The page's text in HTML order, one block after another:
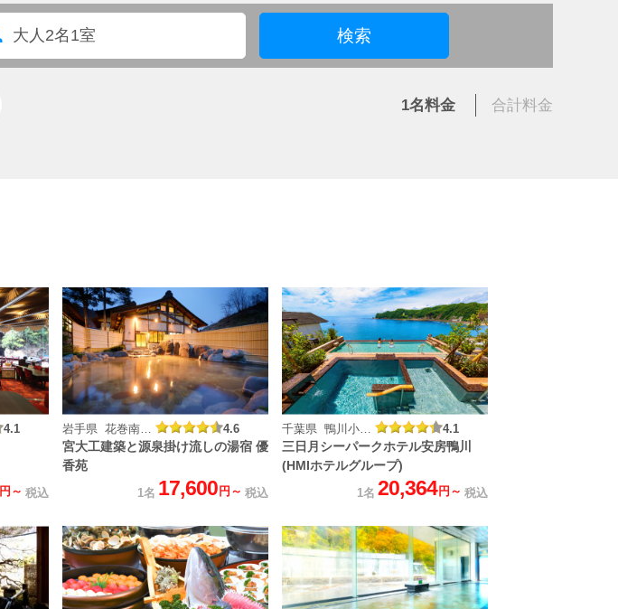
大人 2名 1室 検索
1名料金 合計料金
4.1
円～ 税込
岩手県 花巻南温泉峡 山の神温泉 4.6
宮大工建築と源泉掛け流しの湯宿 優
香苑
1名 17,600 円～ 税込
千葉県 鴨川小湊温泉 4.1
三日月シーパークホテル安房鴨川
(HMIホテルグループ)
1名 20,364円～ 税込